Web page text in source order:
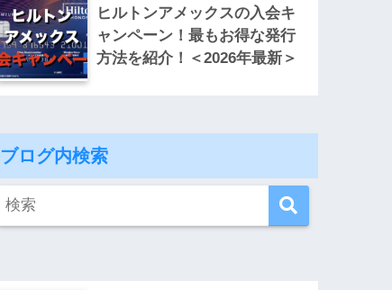
ヒルトンアメックスの入会キ
ャンペーン！最もお得な発行
方法を紹介！＜2026年最新＞
ブログ内検索